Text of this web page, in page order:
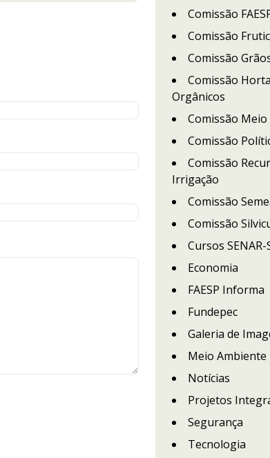
Comissão
Comissão
Comissão
Comissão
Orgânicos
Comissão
Comissão
Comissão
Irrigação
Comissão
Comissão
Cursos SENAR-
Economia
FAESP Informa
Fundepec
Galeria de
Meio Ambiente
Notícias
Projetos
Segurança
Tecnologia